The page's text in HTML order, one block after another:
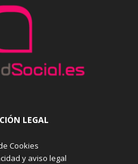
LEGAL
Cookies
y aviso legal